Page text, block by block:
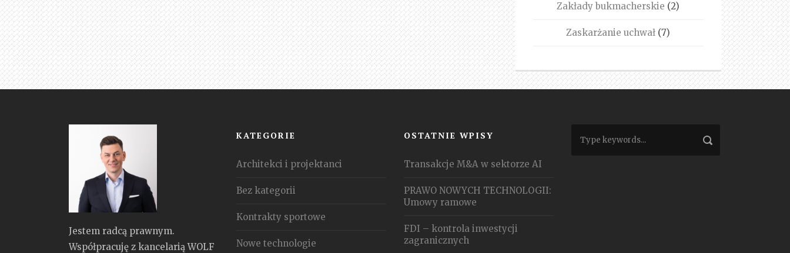
Zakłady bukmacherskie (2)
Zaskarżanie uchwał (7)
Jestem radcą prawnym.
Współpracuję z kancelarią WOLF
KATEGORIE
Architekci i projektanci
Bez kategorii
Kontrakty sportowe
Nowe technologie
OSTATNIE WPISY
Transakcje M&A w sektorze AI
PRAWO NOWYCH TECHNOLOGII:
Umowy ramowe
FDI – kontrola inwestycji
zagranicznych